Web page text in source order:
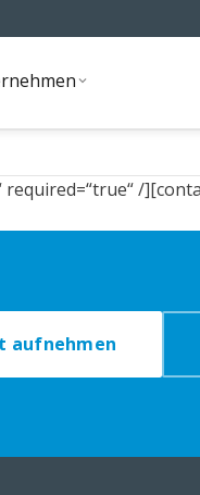
required=“true“ /
aufnehmen